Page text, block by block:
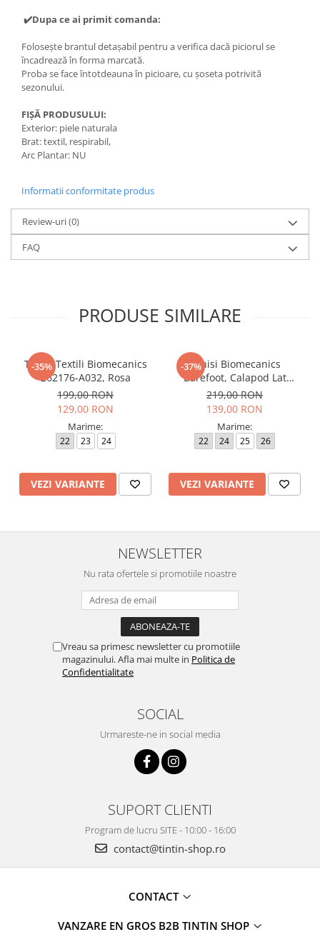
✔️Dupa ce ai primit comanda:
Folosește brantul detașabil pentru a verifica dacă piciorul se
încadrează în forma marcată.
Proba se face întotdeauna în picioare, cu șoseta potrivită
sezonului.
FIȘĂ PRODUSULUI:
Exterior: piele naturala
Brat: textil, respirabil,
Arc Plantar: NU
Informatii conformitate produs
Review-uri(0)
FAQ
PRODUSE SIMILARE
-35%
Tenisi Textili Biomecanics
262176-A032, Rosa
199,00 RON
129,00 RON
Marime:
22 23 24
VEZI VARIANTE
-37%
Tenisi Biomecanics
Barefoot, Calapod Lat
262190-E032 Rosa
219,00 RON
139,00 RON
Marime:
22 24 25 26
VEZI VARIANTE
NEWSLETTER
Nu rata ofertele si promotiile noastre
Vreau sa primesc newsletter cu promotiile
magazinului. Afla mai multe in Politica de
Confidentialitate
SOCIAL
Urmareste-ne in social media
SUPORT CLIENTI
Program de lucru SITE - 10:00 - 16:00
contact@tintin-shop.ro
CONTACT
VANZARE EN GROS B2B TINTIN SHOP